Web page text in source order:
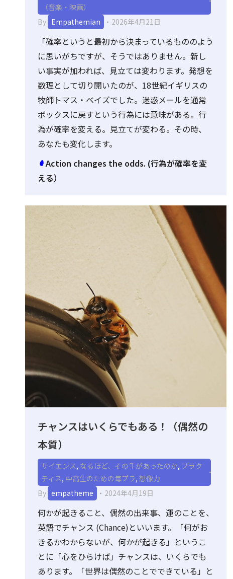
（音楽・映画）
By Empathemian 2026年4月21日
「確率というと最初から決まっているもののよう
に思いがちですが、そうではありません。新し
い事実が加われば、見立ては変わります。発想を
数理として切り開いたのが、18世紀イギリスの
牧師トマス・ベイズでした。迷惑メールを通常
ボックスに戻すという行為には意味がある。行
為が確率を変える。見立てが変わる。その時、
あなたも変化します。
Action changes the odds. (行為が確率を変
える）
チャンスはいくらでもある！（偶然の
本質）
サイエンス, なるほど、その手があったのか, プラク
ティス, 中高生のための毎プラ, 想像力
By empatheme 2024年4月19日
何かが起きること、偶然の出来事、運のことを、
英語でチャンス (Chance)といいます。「何がお
きるかわからないが、何かが起きる」というこ
とに「心をひらけば」チャンスは、いくらでも
あります。「世界は偶然のことでできている」と